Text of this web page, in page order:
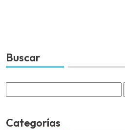
Buscar
for:
Categorías